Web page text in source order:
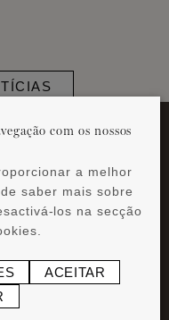
com os nossos
a melhor
saber mais sobre
los na secção
ACEITAR